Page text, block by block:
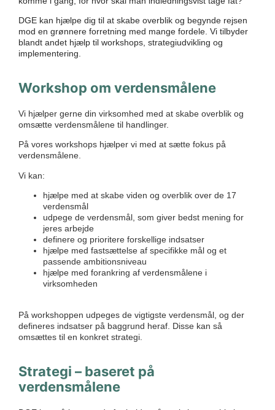
DGE kan hjælpe dig til at skabe overblik og begynde rejsen
mod en grønnere forretning med mange fordele. Vi tilbyder
blandt andet hjælp til workshops, strategiudvikling og
implementering.
Workshop om verdensmålene
Vi hjælper gerne din virksomhed med at skabe overblik og
omsætte verdensmålene til handlinger.
På vores workshops hjælper vi med at sætte fokus på
verdensmålene.
Vi kan:
hjælpe med at skabe viden og overblik over de 17
verdensmål
udpege de verdensmål, som giver bedst mening for
jeres arbejde
definere og prioritere forskellige indsatser
hjælpe med fastsættelse af specifikke mål og et
passende ambitionsniveau
hjælpe med forankring af verdensmålene i
virksomheden
På workshoppen udpeges de vigtigste verdensmål, og der
defineres indsatser på baggrund heraf. Disse kan så
omsættes til en konkret strategi.
Strategi – baseret på
verdensmålene